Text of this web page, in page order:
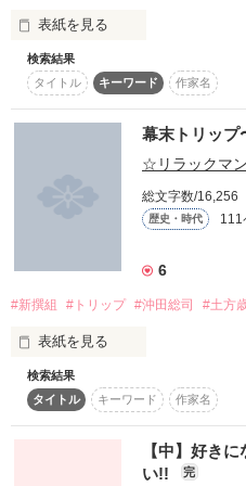
作品
*:.。..。.。o○*:.。..。.。o○*:.。..
2011/2/27→2017/10/18
続編→『裏生徒会部＋』
作品
ハイテンションガール
×
誰もが恐れ、誰もが慕う
最強無敵で有名な
はちゃめちゃ暴走族 “神雷”
悪と悪が重なり、繋がった瞬間
そっと、涙もろい秘密に触れる
表紙を見る
『あれ…靴脱げてるっ！』
『那子ちゃんヘルプミー！』
『本当いつも悪いね､迷惑じゃな
それぞれ性質はバラバラ｡
『…俺だって､こうゆうことする
『那子ちゃん笑って？』
検索結果
タイトル
キーワード 作家名
幕末トリップ
☆リラックマ
総文字数/16,256
歴史・時代 111
6
#新撰組 #トリップ #沖田総司 #土方
表紙を見る
個性的な女子高生
三人組
「っ///うっせぇ！」
検索結果
タイトル
キーワード 作家名
【中】好き
い!!
完